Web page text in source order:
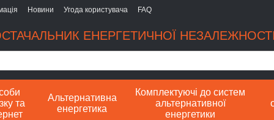
Новини Угода користувача FAQ
ЕНЕРГЕТИЧНОЇ
та
Альтернативна
енергетика
Комплектуючі до систем
альтернативної
енергетики